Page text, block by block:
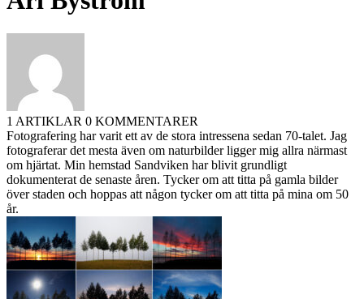
1 ARTIKLAR 0 KOMMENTARER
Fotografering har varit ett av de stora intressena sedan 70-talet. Jag
fotograferar det mesta även om naturbilder ligger mig allra närmast
om hjärtat. Min hemstad Sandviken har blivit grundligt
dokumenterat de senaste åren. Tycker om att titta på gamla bilder
över staden och hoppas att någon tycker om att titta på mina om 50
år.